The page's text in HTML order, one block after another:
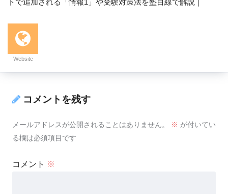
トで追加される「情報1」や受験対策法を塾目線で解説｜
Website
コメントを残す
メールアドレスが公開されることはありません。 ※ が付いてい
る欄は必須項目です
コメント ※